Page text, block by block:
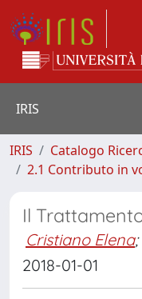
IRIS
IRIS Catalogo
2.1 Contributo in
Il
Cristiano Elena;
2018-01-01